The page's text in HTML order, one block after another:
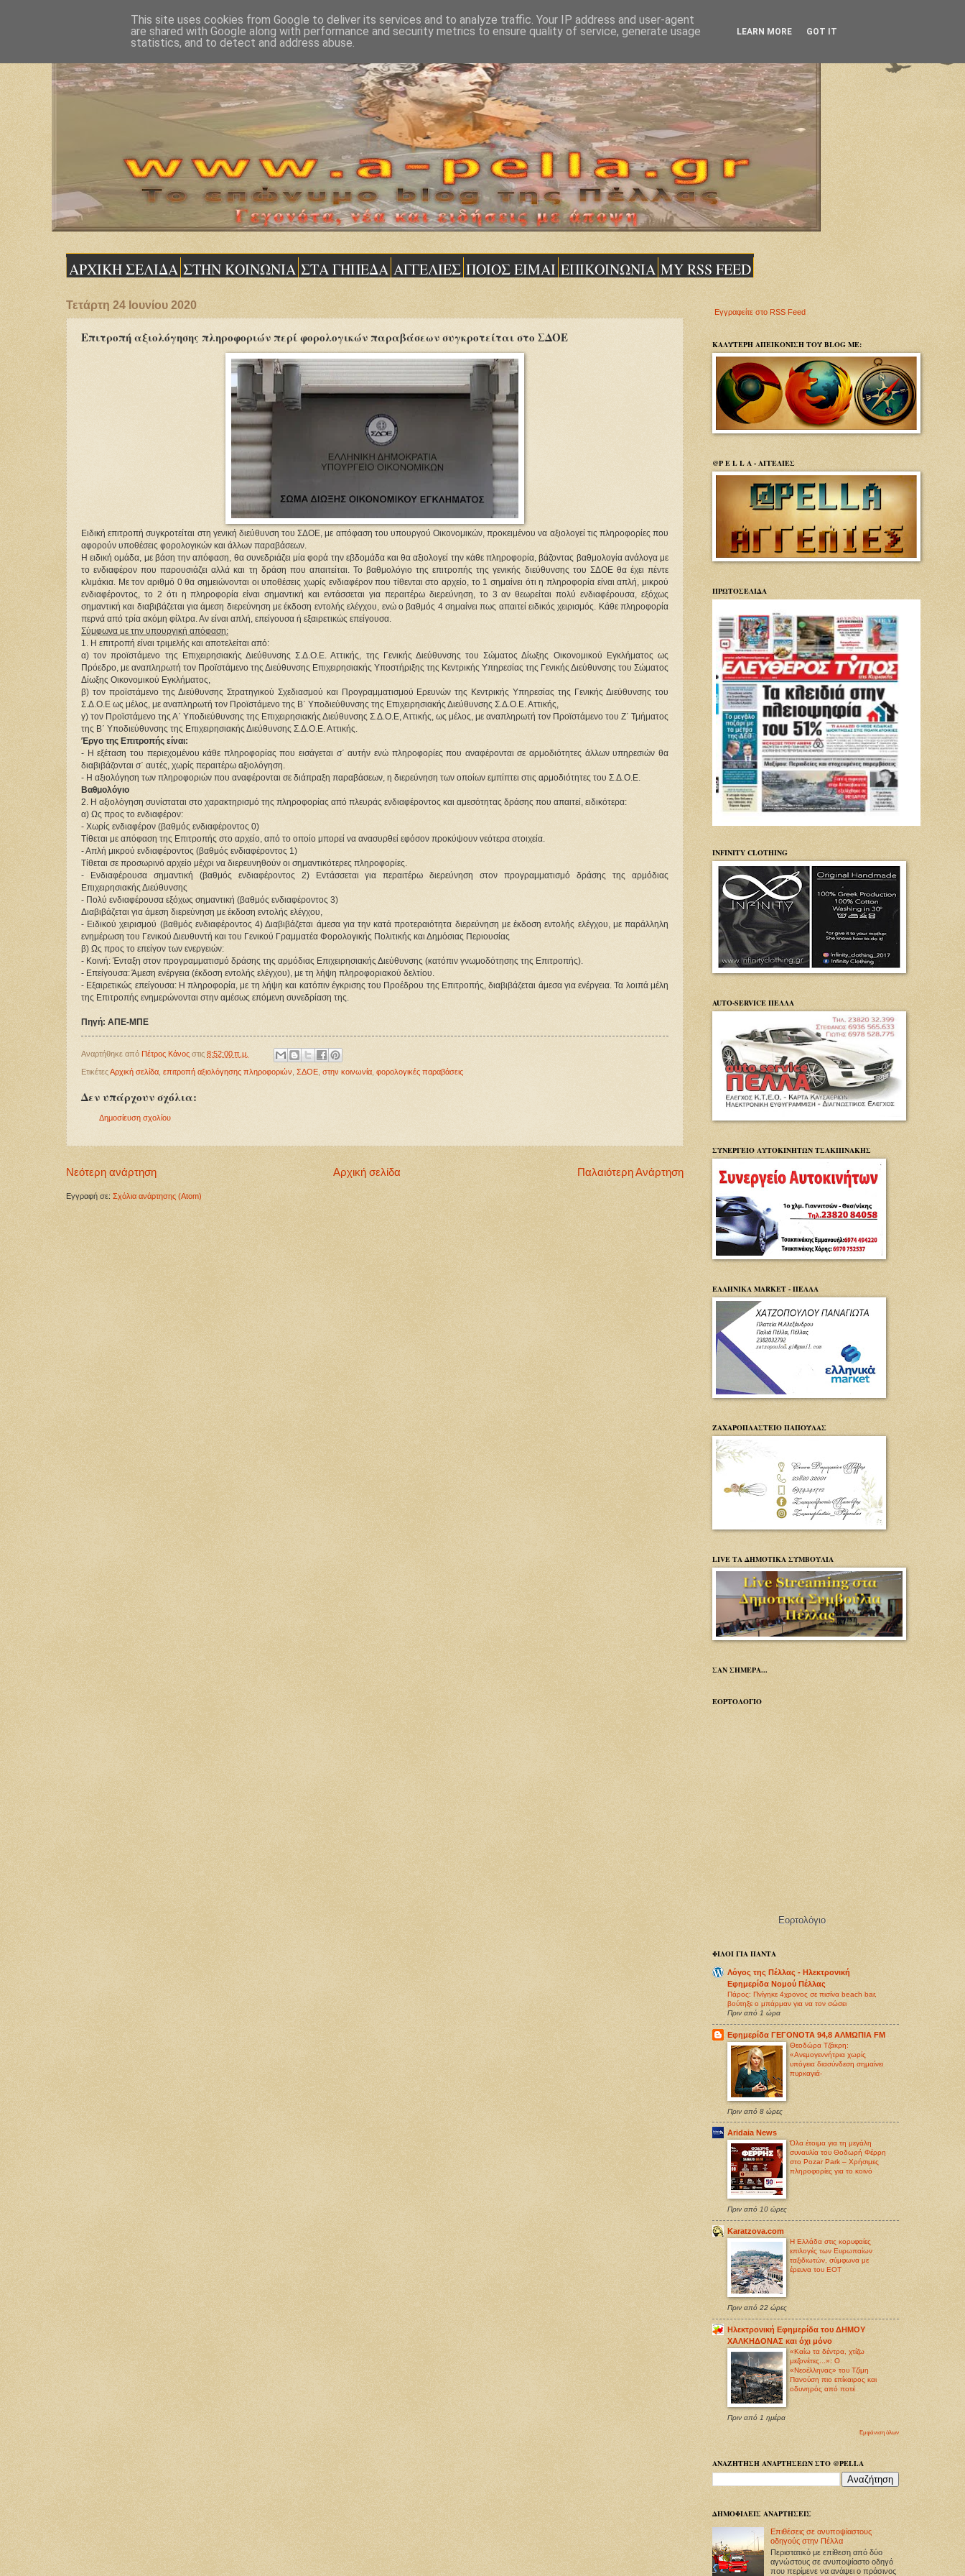
ΑΡΧΙΚΗ ΣΕΛΙΔΑ ΣΤΗΝ ΚΟΙΝΩΝΙΑ ΣΤΑ ΓΗΠΕΔΑ ΑΓΓΕΛΙΕΣ ΠΟΙΟΣ ΕΙΜΑΙ ΕΠΙΚΟΙΝΩΝΙΑ MY RSS FEED
Τετάρτη 24 Ιουνίου 2020
Επιτροπή αξιολόγησης πληροφοριών περί φορολογικών παραβάσεων συγκροτείται στο ΣΔΟΕ
Ειδική επιτροπή συγκροτείται στη γενική διεύθυνση του ΣΔΟΕ, με απόφαση του υπουργού Οικονομικών, προκειμένου να αξιολογεί τις πληροφορίες που
αφορούν υποθέσεις φορολογικών και άλλων παραβάσεων.
Η ειδική ομάδα, με βάση την απόφαση, θα συνεδριάζει μία φορά την εβδομάδα και θα αξιολογεί την κάθε πληροφορία, βάζοντας βαθμολογία ανάλογα με
το ενδιαφέρον που παρουσιάζει αλλά και τη δράση που απαιτείται. Το βαθμολόγιο της επιτροπής της γενικής διεύθυνσης του ΣΔΟΕ θα έχει πέντε
κλιμάκια. Με τον αριθμό 0 θα σημειώνονται οι υποθέσεις χωρίς ενδιαφέρον που τίθενται στο αρχείο, το 1 σημαίνει ότι η πληροφορία είναι απλή, μικρού
ενδιαφέροντος, το 2 ότι η πληροφορία είναι σημαντική και εντάσσεται για περαιτέρω διερεύνηση, το 3 αν θεωρείται πολύ ενδιαφέρουσα, εξόχως
σημαντική και διαβιβάζεται για άμεση διερεύνηση με έκδοση εντολής ελέγχου, ενώ ο βαθμός 4 σημαίνει πως απαιτεί ειδικός χειρισμός. Κάθε πληροφορία
περνά από τρία ακόμη φίλτρα. Αν είναι απλή, επείγουσα ή εξαιρετικώς επείγουσα.
Σύμφωνα με την υπουργική απόφαση:
1. Η επιτροπή είναι τριμελής και αποτελείται από:
α) τον προϊστάμενο της Επιχειρησιακής Διεύθυνσης Σ.Δ.Ο.Ε. Αττικής, της Γενικής Διεύθυνσης του Σώματος Δίωξης Οικονομικού Εγκλήματος ως
Πρόεδρο, με αναπληρωτή τον Προϊστάμενο της Διεύθυνσης Επιχειρησιακής Υποστήριξης της Κεντρικής Υπηρεσίας της Γενικής Διεύθυνσης του Σώματος
Δίωξης Οικονομικού Εγκλήματος,
β) τον προϊστάμενο της Διεύθυνσης Στρατηγικού Σχεδιασμού και Προγραμματισμού Ερευνών της Κεντρικής Υπηρεσίας της Γενικής Διεύθυνσης του
Σ.Δ.Ο.Ε ως μέλος, με αναπληρωτή τον Προϊστάμενο της Β΄ Υποδιεύθυνσης της Επιχειρησιακής Διεύθυνσης Σ.Δ.Ο.Ε. Αττικής,
γ) τον Προϊστάμενο της Α΄ Υποδιεύθυνσης της Επιχειρησιακής Διεύθυνσης Σ.Δ.Ο.Ε, Αττικής, ως μέλος, με αναπληρωτή τον Προϊστάμενο του Ζ΄ Τμήματος
της Β΄ Υποδιεύθυνσης της Επιχειρησιακής Διεύθυνσης Σ.Δ.Ο.Ε. Αττικής.
Έργο της Επιτροπής είναι:
- Η εξέταση του περιεχομένου κάθε πληροφορίας που εισάγεται σ΄ αυτήν ενώ πληροφορίες που αναφέρονται σε αρμοδιότητες άλλων υπηρεσιών θα
διαβιβάζονται σ΄ αυτές, χωρίς περαιτέρω αξιολόγηση.
- Η αξιολόγηση των πληροφοριών που αναφέρονται σε διάπραξη παραβάσεων, η διερεύνηση των οποίων εμπίπτει στις αρμοδιότητες του Σ.Δ.Ο.Ε.
Βαθμολόγιο
2. Η αξιολόγηση συνίσταται στο χαρακτηρισμό της πληροφορίας από πλευράς ενδιαφέροντος και αμεσότητας δράσης που απαιτεί, ειδικότερα:
α) Ως προς το ενδιαφέρον:
- Χωρίς ενδιαφέρον (βαθμός ενδιαφέροντος 0)
Τίθεται με απόφαση της Επιτροπής στο αρχείο, από το οποίο μπορεί να ανασυρθεί εφόσον προκύψουν νεότερα στοιχεία.
- Απλή μικρού ενδιαφέροντος (βαθμός ενδιαφέροντος 1)
Τίθεται σε προσωρινό αρχείο μέχρι να διερευνηθούν οι σημαντικότερες πληροφορίες.
- Ενδιαφέρουσα σημαντική (βαθμός ενδιαφέροντος 2) Εντάσσεται για περαιτέρω διερεύνηση στον προγραμματισμό δράσης της αρμόδιας
Επιχειρησιακής Διεύθυνσης
- Πολύ ενδιαφέρουσα εξόχως σημαντική (βαθμός ενδιαφέροντος 3)
Διαβιβάζεται για άμεση διερεύνηση με έκδοση εντολής ελέγχου,
- Ειδικού χειρισμού (βαθμός ενδιαφέροντος 4) Διαβιβάζεται άμεσα για την κατά προτεραιότητα διερεύνηση με έκδοση εντολής ελέγχου, με παράλληλη
ενημέρωση του Γενικού Διευθυντή και του Γενικού Γραμματέα Φορολογικής Πολιτικής και Δημόσιας Περιουσίας
β) Ως προς το επείγον των ενεργειών:
- Κοινή: Ένταξη στον προγραμματισμό δράσης της αρμόδιας Επιχειρησιακής Διεύθυνσης (κατόπιν γνωμοδότησης της Επιτροπής).
- Επείγουσα: Άμεση ενέργεια (έκδοση εντολής ελέγχου), με τη λήψη πληροφοριακού δελτίου.
- Εξαιρετικώς επείγουσα: Η πληροφορία, με τη λήψη και κατόπιν έγκρισης του Προέδρου της Επιτροπής, διαβιβάζεται άμεσα για ενέργεια. Τα λοιπά μέλη
της Επιτροπής ενημερώνονται στην αμέσως επόμενη συνεδρίαση της.
Πηγή: ΑΠΕ-ΜΠΕ
Αναρτήθηκε από Πέτρος Κάνος στις 8:52:00 π.μ.
ΕτικέτεςΑρχική σελίδα επιτροπή αξιολόγησης πληροφοριών ΣΔΟΕ στην κοινωνία φορολογικές παραβάσεις
Δεν υπάρχουν σχόλια:
Δημοσίευση σχολίου
Νεότερη ανάρτηση Παλαιότερη Ανάρτηση
Αρχική σελίδα
Εγγραφή σε: Σχόλια ανάρτησης (Atom)
Εγγραφείτε στο RSS Feed
ΚΑΛΥΤΕΡΗ ΑΠΕΙΚΟΝΙΣΗ ΤΟΥ BLOG ΜΕ:
@P E L L A - ΑΓΓΕΛΙΕΣ
ΠΡΩΤΟΣΕΛΙΔΑ
INFINITY CLOTHING
AUTO-SERVICE ΠΕΛΛΑ
ΣΥΝΕΡΓΕΙΟ ΑΥΤΟΚΙΝΗΤΩΝ ΤΣΑΚΠΙΝΑΚΗΣ
ΕΛΛΗΝΙΚΑ MARKET - ΠΕΛΛΑ
ΖΑΧΑΡΟΠΛΑΣΤΕΙΟ ΠΑΠΟΥΛΑΣ
LIVE ΤΑ ΔΗΜΟΤΙΚΑ ΣΥΜΒΟΥΛΙΑ
ΣΑΝ ΣΗΜΕΡΑ...
ΕΟΡΤΟΛΟΓΙΟ
Εορτολόγιο
ΦΙΛΟΙ ΓΙΑ ΠΑΝΤΑ
Λόγος της Πέλλας - Ηλεκτρονική
Εφημερίδα Νομού Πέλλας
Πάρος: Πνίγηκε 4χρονος σε πισίνα beach bar,
βούτηξε ο μπάρμαν για να τον σώσει
Πριν από 1 ώρα
Εφημερίδα ΓΕΓΟΝΟΤΑ 94,8 ΑΛΜΩΠΙΑ FM
Θεοδώρα Τζάκρη:
«Ανεμογεννήτρια χωρίς
υπόγεια διασύνδεση σημαίνει
πυρκαγιά-
Πριν από 8 ώρες
Aridaia News
Όλα έτοιμα για τη μεγάλη
συναυλία του Θοδωρή Φέρρη
στο Pozar Park – Χρήσιμες
πληροφορίες για το κοινό
Πριν από 10 ώρες
Karatzova.com
Η Ελλάδα στις κορυφαίες
επιλογές των Ευρωπαίων
ταξιδιωτών, σύμφωνα με
έρευνα του ΕΟΤ
Πριν από 22 ώρες
Ηλεκτρονική Εφημερίδα του ΔΗΜΟΥ
ΧΑΛΚΗΔΟΝΑΣ και όχι μόνο
«Καίω τα δέντρα, χτίζω
μεζονέτες...»: Ο
«Νεοέλληνας» του Τζίμη
Πανούση πιο επίκαιρος και
οδυνηρός από ποτέ
Πριν από 1 ημέρα
Εμφάνιση όλων
ΑΝΑΖΗΤΗΣΗ ΑΝΑΡΤΗΣΕΩΝ ΣΤΟ @PELLA
ΔΗΜΟΦΙΛΕΙΣ ΑΝΑΡΤΗΣΕΙΣ
Επιθέσεις σε ανυποψίαστους
οδηγούς στην Πέλλα
Περιστατικό με επίθεση από δύο
αγνώστους σε ανυποψίαστο οδηγό
που περίμενε να ανάψει ο πράσινος
This site uses cookies from Google to deliver its services and to analyze traffic. Your IP address and user-agent
are shared with Google along with performance and security metrics to ensure quality of service, generate usage
statistics, and to detect and address abuse.
LEARN MORE GOT IT